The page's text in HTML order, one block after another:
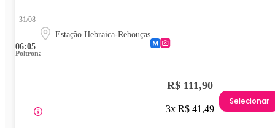
06:05
31/08
Estação Hebraica-Rebouças
Poltrona
R$ 111,90
3x R$ 41,49
Selecionar